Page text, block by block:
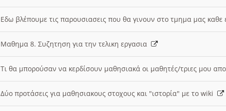
Εδω βλέπουμε τις παρουσιασεις που θα γινουν στο τμημα μας
Μαθημα 8. Συζητηση για την τελικη εργασια
Τι θα μπορούσαν να κερδίσουν μαθησιακά οι μαθητές/τριες μου
Δύο προτάσεις για μαθησιακους στοχους και "ιστορία" με το wiki